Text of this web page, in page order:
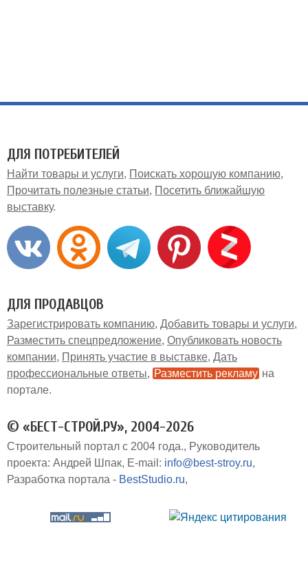
ДЛЯ ПОТРЕБИТЕЛЕЙ
Найти товары и услуги
Поискать хорошую компанию
Прочитать полезные статьи
Посетить ближайшую
выставку
ДЛЯ ПРОДАВЦОВ
Зарегистрировать компанию Добавить товары и услуги
Разместить спецпредложение Опубликовать новость
компании
Принять участие в выставке Дать
профессиональные ответы
Разместить рекламу на
портале
© «БЕСТ-СТРОЙ.РУ», 2004-2026
Строительный портал с 2004 года.
Руководитель
проекта: Андрей Шпак E-mail: info@best-stroy.ru
Разработка портала - BestStudio.ru